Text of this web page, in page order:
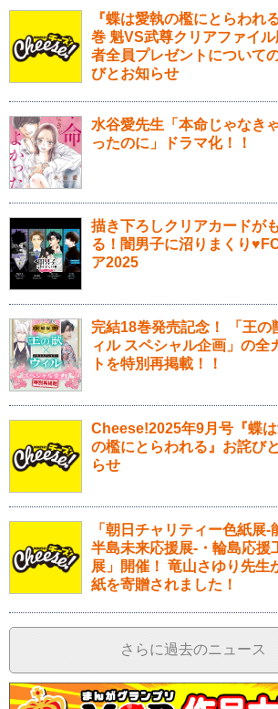
『蝶は愛執の檻にとらわれ
巻 魁VS武尊クリアファイ
者全員プレゼントについて
びとお知らせ
水谷愛先生「本命じゃなき
ったのに」ドラマ化！！
描き下ろしクリアカードが
る！闇男子に沼りまくり
ア2025
完結18巻発売記念！ 「王の
ィル スペシャル企画」の全
トを特別再掲載！！
Cheese!2025年9月号『蝶
の檻にとらわれる』お詫び
らせ
「朝日チャリティー色紙展-
半島未来応援展-・輪島応援
展」開催！ 竜山さゆり先生
紙を寄贈されました！
さらに過去のニュース